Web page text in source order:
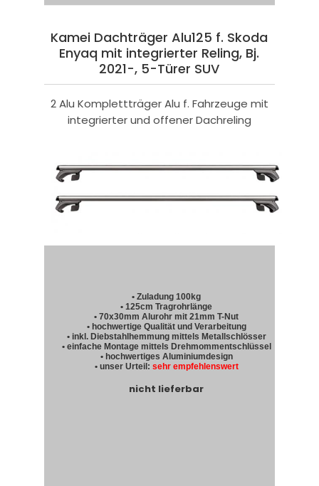
Kamei Dachträger Alu125 f. Skoda
Enyaq mit integrierter Reling, Bj.
2021-, 5-Türer SUV
2 Alu Komplettträger Alu f. Fahrzeuge mit
integrierter und offener Dachreling
• Zuladung 100kg
• 125cm Tragrohrlänge
• 70x30mm Alurohr mit 21mm T-Nut
• hochwertige Qualität und Verarbeitung
• inkl. Diebstahlhemmung mittels Metallschlösser
• einfache Montage mittels Drehmommentschlüssel
• hochwertiges Aluminiumdesign
• unser Urteil: sehr empfehlenswert
nicht lieferbar